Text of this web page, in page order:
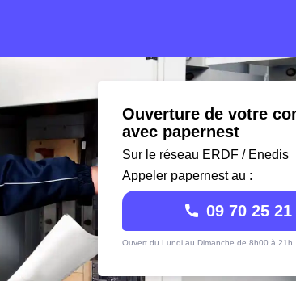
Ouverture de votre
avec papernest
Sur le réseau ERDF / Enedis
Appeler papernest au :
09 70 25 21
Ouvert du Lundi au Dimanche de 8h00 à 21h